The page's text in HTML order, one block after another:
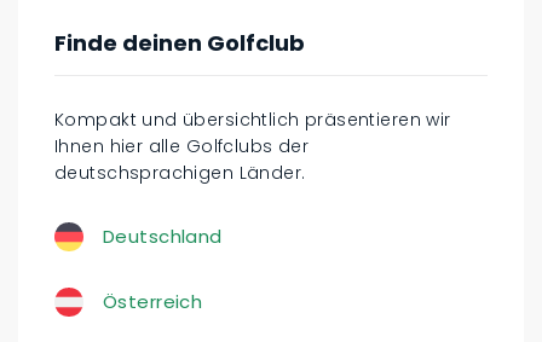
Finde deinen Golfclub
Kompakt und übersichtlich präsentieren wir
Ihnen hier alle Golfclubs der
deutschsprachigen Länder.
Deutschland
Österreich